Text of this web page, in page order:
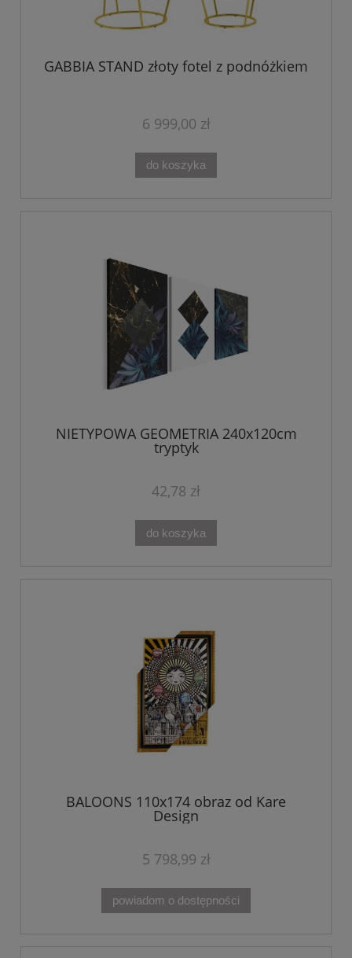
GABBIA STAND złoty fotel z podnóżkiem
6 999,00 zł
do koszyka
NIETYPOWA GEOMETRIA 240x120cm
tryptyk
42,78 zł
do koszyka
BALOONS 110x174 obraz od Kare
Design
5 798,99 zł
powiadom o dostępności